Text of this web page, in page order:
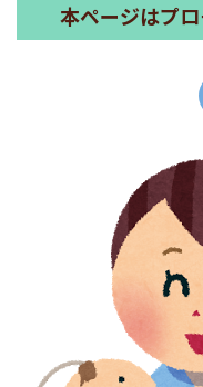
本ページはプロ